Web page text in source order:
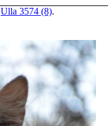
Ulla 3574 (8).